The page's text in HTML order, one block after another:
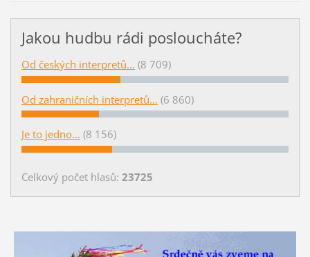
Jakou hudbu rádi posloucháte?
Od českých interpretů... (8 709)
Od zahraničních interpretů... (6 860)
Je to jedno... (8 156)
Celkový počet hlasů: 23725